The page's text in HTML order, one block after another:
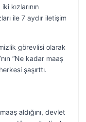
kızlarının
ile 7 aydır iletişim
görevlisi olarak
“Ne kadar maaş
şaşırttı.
aldığını, devlet